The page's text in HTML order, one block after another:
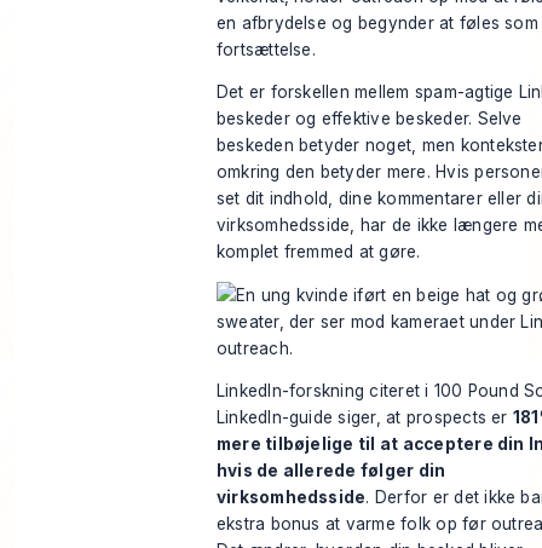
en afbrydelse og begynder at føles som
fortsættelse.
Det er forskellen mellem spam-agtige
beskeder og effektive beskeder. Selve
beskeden betyder noget, men
omkring den betyder mere. Hvis
set dit indhold, dine kommentarer eller
virksomhedsside, har de ikke længere
komplet fremmed at gøre.
LinkedIn-forskning citeret i 100 Pound
LinkedIn-guide siger, at prospects er
mere tilbøjelige til at acceptere din
hvis de allerede følger din
virksomhedsside. Derfor er det ikke
ekstra bonus at varme folk op før